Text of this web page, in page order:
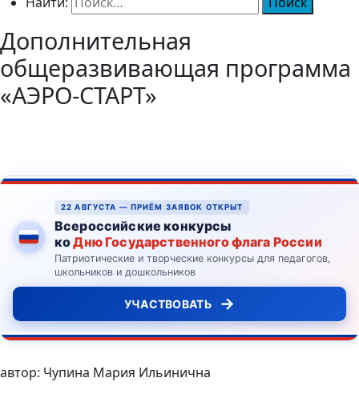
Дополнительная
общеразвивающая программа
«АЭРО-СТАРТ»
22 АВГУСТА — ПРИЁМ ЗАЯВОК ОТКРЫТ
Всероссийские конкурсы
коДню Государственного флага России
Патриотические и творческие конкурсы для педагогов,
школьников и дошкольников
УЧАСТВОВАТЬ →
автор: Чупина Мария Ильинична